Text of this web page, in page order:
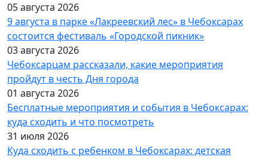
05 августа 2026
9 августа в парке «Лакреевский лес» в Чебоксарах
состоится фестиваль «Городской пикник»
03 августа 2026
Чебоксарцам рассказали, какие мероприятия
пройдут в честь Дня города
01 августа 2026
Бесплатные мероприятия и события в Чебоксарах:
куда сходить и что посмотреть
31 июля 2026
Куда сходить с ребенком в Чебоксарах: детская